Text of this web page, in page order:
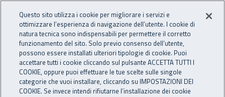
INAIL - Istituto Nazionale
Apri cerca
Navigazione principale
Navigazione - Ti trovi in:
Home Inail comunica Scadenze Scadenza
Questo sito utilizza i cookie per migliorare i servizi e
ottimizzare l’esperienza di navigazione dell’utente. I cookie di
natura tecnica sono indispensabili per permettere il corretto
funzionamento del sito. Solo previo consenso dell’utente,
possono essere installati ulteriori tipologie di cookie. Puoi
accettare tutti i cookie cliccando sul pulsante ACCETTA TUTTI I
COOKIE, oppure puoi effettuare le tue scelte sulle singole
categorie che vuoi installare, cliccando su IMPOSTAZIONI DEI
COOKIE. Se invece intendi rifiutarne l’installazione dei cookie